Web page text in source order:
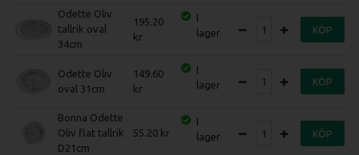
Odette Oliv
tallrik oval
34cm
195.20
I
lager
KÖP
Odette Oliv
oval 31cm
149.60
I
lager
KÖP
Bonna Odette
Oliv flat tallrik
D21cm
55.20
I
lager
KÖP